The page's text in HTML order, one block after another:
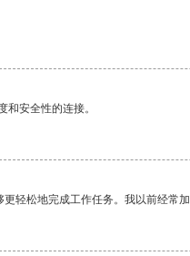
安全性的连接。
轻松地完成工作任务。我以前经常